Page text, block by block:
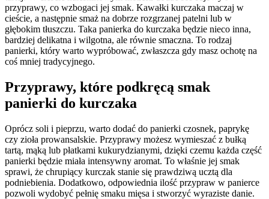
przyprawy, co wzbogaci jej smak. Kawałki kurczaka maczaj w
cieście, a następnie smaż na dobrze rozgrzanej patelni lub w
głębokim tłuszczu. Taka panierka do kurczaka będzie nieco inna,
bardziej delikatna i wilgotna, ale równie smaczna. To rodzaj
panierki, który warto wypróbować, zwłaszcza gdy masz ochotę na
coś mniej tradycyjnego.
Przyprawy, które podkręcą smak
panierki do kurczaka
Oprócz soli i pieprzu, warto dodać do panierki czosnek, paprykę
czy zioła prowansalskie. Przyprawy możesz wymieszać z bułką
tartą, mąką lub płatkami kukurydzianymi, dzięki czemu każda część
panierki będzie miała intensywny aromat. To właśnie jej smak
sprawi, że chrupiący kurczak stanie się prawdziwą ucztą dla
podniebienia. Dodatkowo, odpowiednia ilość przypraw w panierce
pozwoli wydobyć pełnię smaku mięsa i stworzyć wyraziste danie.